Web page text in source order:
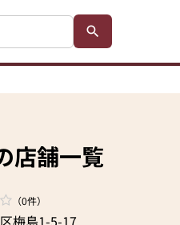
店舗一覧
（0件）
梅島1-5-17